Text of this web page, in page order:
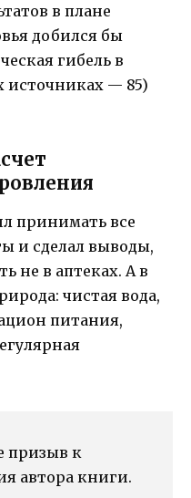
в плане
добился бы
гибель в
источниках — 85)
принимать все
и сделал выводы,
не в аптеках. А в
чистая вода,
питания,
призыв к
автора книги.